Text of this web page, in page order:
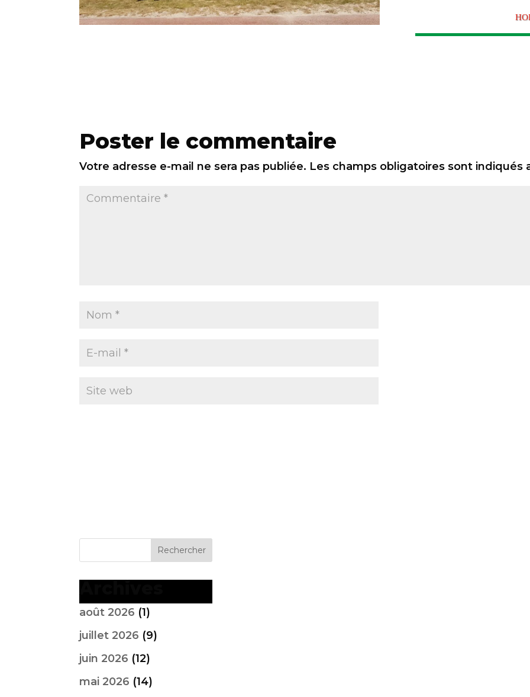
Poster le commentaire
Votre adresse e-mail ne sera pas publiée. Les champs obligatoires sont indiqués
août 2026 (1)
juillet 2026 (9)
juin 2026 (12)
mai 2026 (14)